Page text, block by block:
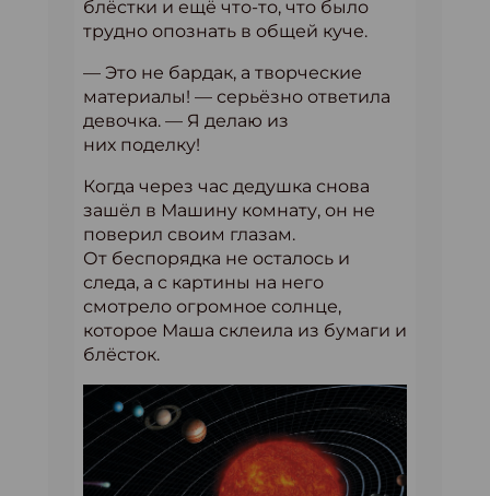
блёстки и ещё что-то, что было
трудно опознать в общей куче.
— Это не бардак, а творческие
материалы! — серьёзно ответила
девочка. — Я делаю из
них поделку!
Когда через час дедушка снова
зашёл в Машину комнату, он не
поверил своим глазам.
От беспорядка не осталось и
следа, а с картины на него
смотрело огромное солнце,
которое Маша склеила из бумаги и
блёсток.